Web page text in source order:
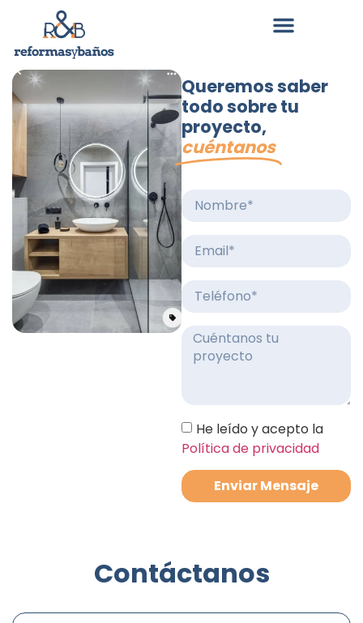
Queremos saber
todo sobre tu
proyecto,
cuéntanos
He leído y acepto la
Política de privacidad
Enviar Mensaje
Contáctanos